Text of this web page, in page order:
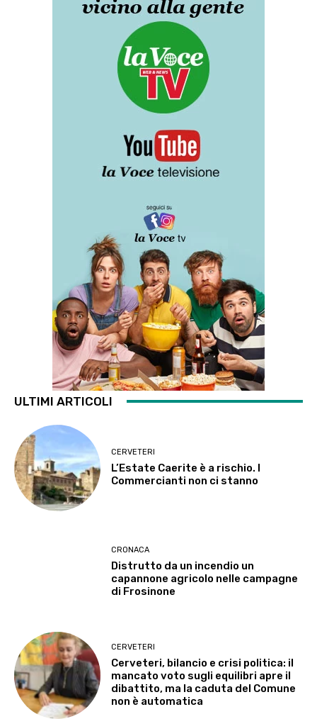
ULTIMI ARTICOLI
CERVETERI
L’Estate Caerite è a rischio. I
Commercianti non ci stanno
CRONACA
Distrutto da un incendio un
capannone agricolo nelle campagne
di Frosinone
CERVETERI
Cerveteri, bilancio e crisi politica: il
mancato voto sugli equilibri apre il
dibattito, ma la caduta del Comune
non è automatica